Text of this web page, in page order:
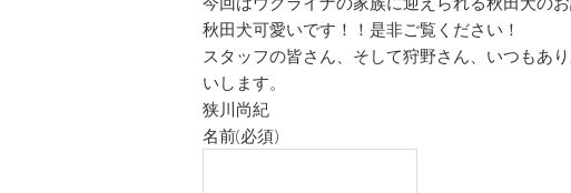
秋田犬可愛いです！！是非ご覧ください！
スタッフの皆さん、そして狩野さん、いつもあ
いします。
狭川尚紀
名前(必須)